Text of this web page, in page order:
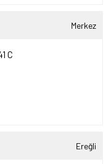
Merkez
C
Ereğli